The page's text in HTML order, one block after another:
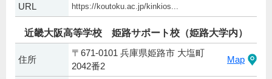
URL
https://koutoku.ac.jp/kinkios...
近畿大阪高等学校 姫路サポート校（姫路大学内）
住所
〒671-0101 兵庫県姫路市 大塩町
2042番2
Map